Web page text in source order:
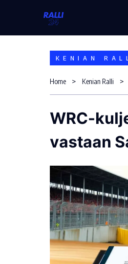
KENIAN
Home Kenian Ralli
WRC-
vastaan